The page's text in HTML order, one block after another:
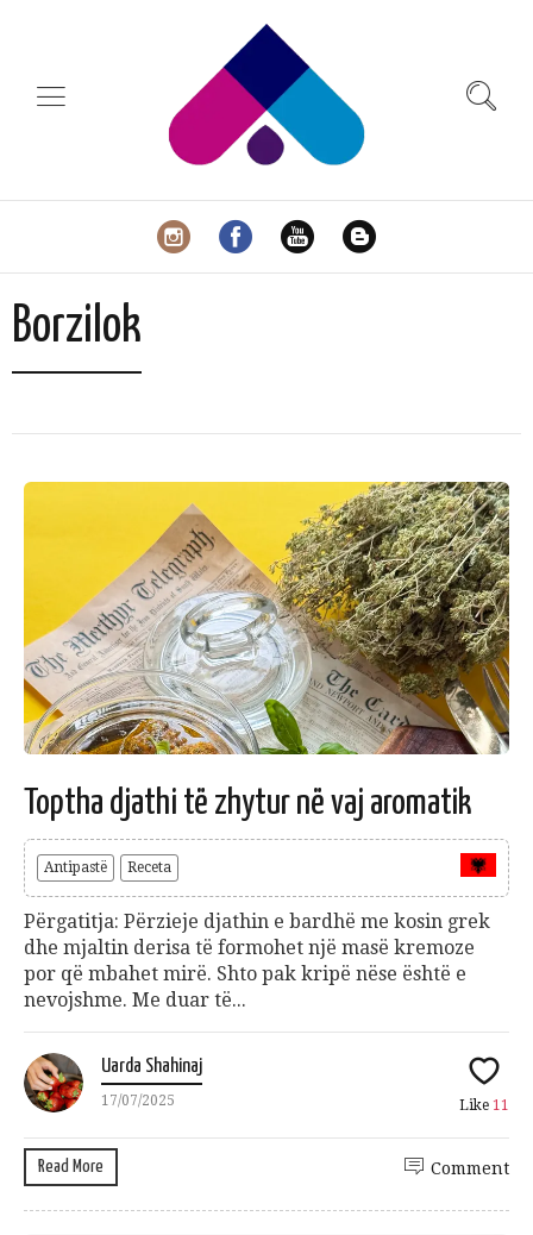
Borzilok
Toptha djathi të zhytur në vaj aromatik
Antipastë Receta
Përgatitja: Përzieje djathin e bardhë me kosin grek
dhe mjaltin derisa të formohet një masë kremoze
por që mbahet mirë. Shto pak kripë nëse është e
nevojshme. Me duar të...
Uarda Shahinaj
17/07/2025 Like 11
Read More Comment